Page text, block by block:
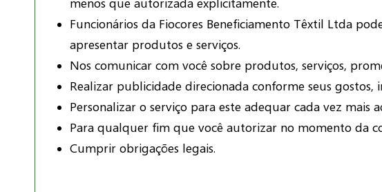
menos que autorizada explicitamente.
Funcionários da Fiocores Beneficiamento Têxtil Ltda
apresentar produtos e serviços.
Nos comunicar com você sobre produtos, serviços,
Realizar publicidade direcionada conforme seus gostos,
Personalizar o serviço para este adequar cada vez mais
Para qualquer fim que você autorizar no momento da
Cumprir obrigações legais.